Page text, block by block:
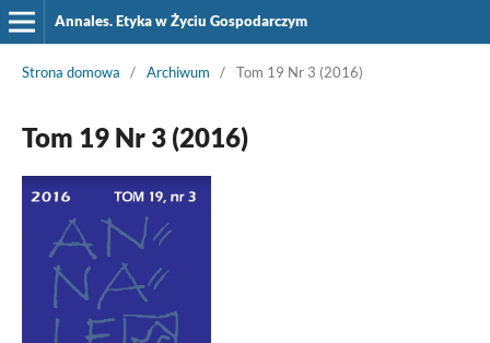
Annales. Etyka w Życiu Gospodarczym
Strona domowa / Archiwum / Tom 19 Nr 3 (2016)
Tom 19 Nr 3 (2016)